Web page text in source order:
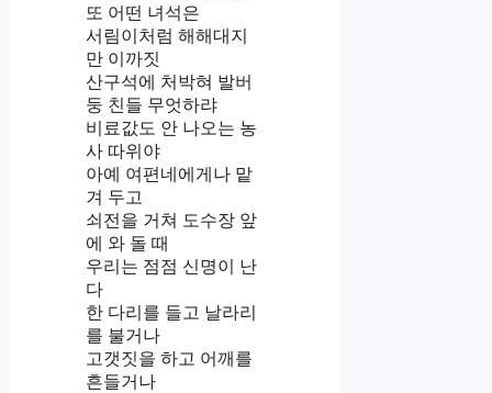
또 어떤 녀석은
서림이처럼 해해대지
만 이까짓
산구석에 처박혀 발버
둥 친들 무엇하랴
비료값도 안 나오는 농
사 따위야
아예 여편네에게나 맡
겨 두고
쇠전을 거쳐 도수장 앞
에 와 돌 때
우리는 점점 신명이 난
다
한 다리를 들고 날라리
를 불거나
고갯짓을 하고 어깨를
흔들거나